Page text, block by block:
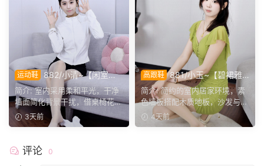
运动鞋
882/小清~【闲室倩
影】素室柔光映穿搭，多样姿
态演绎清爽休闲格调。
简介: 室内采用柔和平光，干净
墙面简化背景干扰，借桌椅花艺
丰富画面层次。兼顾全...
3天前
高跟鞋 881/小玉~【碧裙雅
姿】一室柔光衬绿裙，错落姿
态尽显温婉格调。
简介: 简约的室内居家环境，素
色墙板搭配木质地板，沙发与办
公椅丰富场景层次。小...
4天前
评论 0